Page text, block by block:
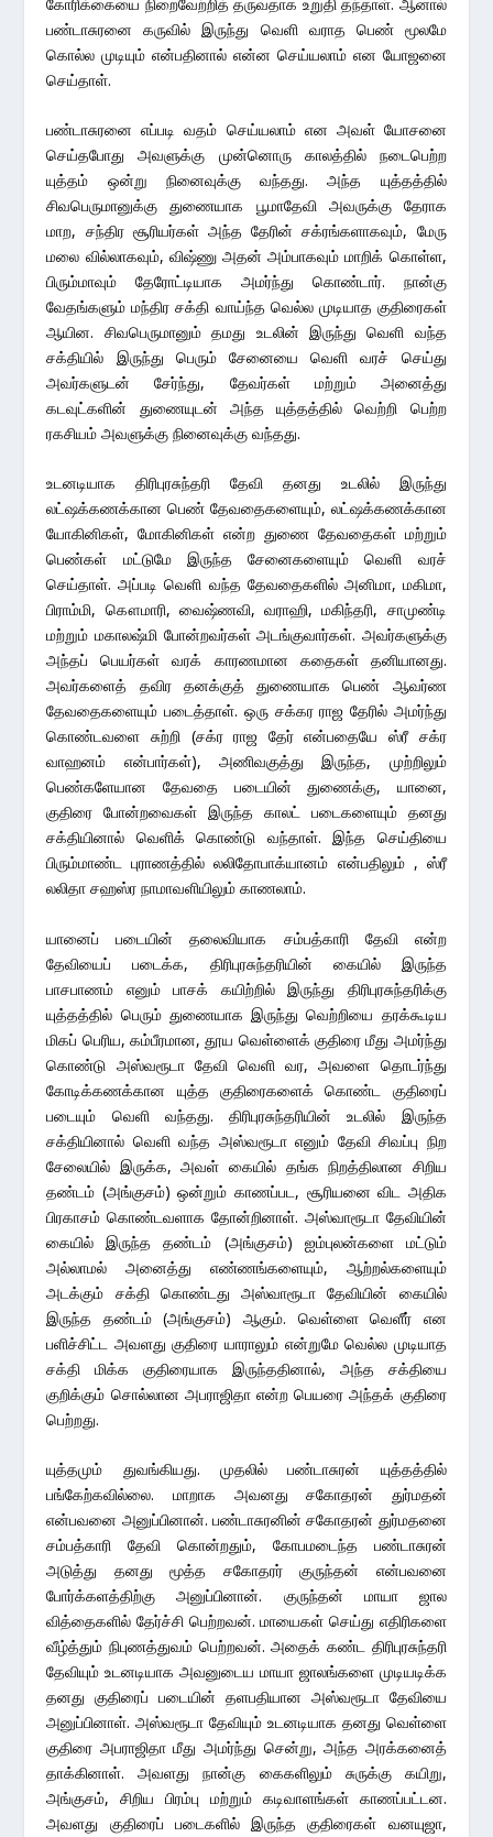
பண்டாசுரனை கருவில் இருந்து வெளி வராத பெண் மூலமே
கொல்ல முடியும் என்பதினால் என்ன செய்யலாம் என யோஜனை
செய்தாள்.
பண்டாசுரனை எப்படி வதம் செய்யலாம் என அவள் யோசனை
செய்தபோது அவளுக்கு முன்னொரு காலத்தில் நடைபெற்ற
யுத்தம் ஒன்று நினைவுக்கு வந்தது. அந்த யுத்தத்தில்
சிவபெருமானுக்கு துணையாக பூமாதேவி அவருக்கு தேராக
மாற, சந்திர சூரியர்கள் அந்த தேரின் சக்ரங்களாகவும், மேரு
மலை வில்லாகவும், விஷ்ணு அதன் அம்பாகவும் மாறிக் கொள்ள,
பிரும்மாவும் தேரோட்டியாக அமர்ந்து கொண்டார். நான்கு
வேதங்களும் மந்திர சக்தி வாய்ந்த வெல்ல முடியாத குதிரைகள்
ஆயின. சிவபெருமானும் தமது உடலின் இருந்து வெளி வந்த
சக்தியில் இருந்து பெரும் சேனையை வெளி வரச் செய்து
அவர்களுடன் சேர்ந்து, தேவர்கள் மற்றும் அனைத்து
கடவுட்களின் துணையுடன் அந்த யுத்தத்தில் வெற்றி பெற்ற
ரகசியம் அவளுக்கு நினைவுக்கு வந்தது.
உடனடியாக திரிபுரசுந்தரி தேவி தனது உடலில் இருந்து
லட்ஷக்கணக்கான பெண் தேவதைகளையும், லட்ஷக்கணக்கான
யோகினிகள், மோகினிகள் என்ற துணை தேவதைகள் மற்றும்
பெண்கள் மட்டுமே இருந்த சேனைகளையும் வெளி வரச்
செய்தாள். அப்படி வெளி வந்த தேவதைகளில் அனிமா, மகிமா,
பிராம்மி, கௌமாரி, வைஷ்ணவி, வராஹி, மகிந்தரி, சாமுண்டி
மற்றும் மகாலஷ்மி போன்றவர்கள் அடங்குவார்கள். அவர்களுக்கு
அந்தப் பெயர்கள் வரக் காரணமான கதைகள் தனியானது.
அவர்களைத் தவிர தனக்குத் துணையாக பெண் ஆவர்ண
தேவதைகளையும் படைத்தாள். ஒரு சக்கர ராஜ தேரில் அமர்ந்து
கொண்டவளை சுற்றி (சக்ர ராஜ தேர் என்பதையே ஸ்ரீ சக்ர
வாஹனம் என்பார்கள்), அணிவகுத்து இருந்த, முற்றிலும்
பெண்களேயான தேவதை படையின் துணைக்கு, யானை,
குதிரை போன்றவைகள் இருந்த காலட் படைகளையும் தனது
சக்தியினால் வெளிக் கொண்டு வந்தாள். இந்த செய்தியை
பிரும்மாண்ட புராணத்தில் லலிதோபாக்யானம் என்பதிலும் , ஸ்ரீ
லலிதா சஹஸ்ர நாமாவளியிலும் காணலாம்.
யானைப் படையின் தலைவியாக சம்பத்காரி தேவி என்ற
தேவியைப் படைக்க, திரிபுரசுந்தரியின் கையில் இருந்த
பாசபாணம் எனும் பாசக் கயிற்றில் இருந்து திரிபுரசுந்தரிக்கு
யுத்தத்தில் பெரும் துணையாக இருந்து வெற்றியை தரக்கூடிய
மிகப் பெரிய, கம்பீரமான, தூய வெள்ளைக் குதிரை மீது அமர்ந்து
கொண்டு அஸ்வரூடா தேவி வெளி வர, அவளை தொடர்ந்து
கோடிக்கணக்கான யுத்த குதிரைகளைக் கொண்ட குதிரைப்
படையும் வெளி வந்தது. திரிபுரசுந்தரியின் உடலில் இருந்த
சக்தியினால் வெளி வந்த அஸ்வரூடா எனும் தேவி சிவப்பு நிற
சேலையில் இருக்க, அவள் கையில் தங்க நிறத்திலான சிறிய
தண்டம் (அங்குசம்) ஒன்றும் காணப்பட, சூரியனை விட அதிக
பிரகாசம் கொண்டவளாக தோன்றினாள். அஸ்வாரூடா தேவியின்
கையில் இருந்த தண்டம் (அங்குசம்) ஐம்புலன்களை மட்டும்
அல்லாமல் அனைத்து எண்ணங்களையும், ஆற்றல்களையும்
அடக்கும் சக்தி கொண்டது அஸ்வாரூடா தேவியின் கையில்
இருந்த தண்டம் (அங்குசம்) ஆகும். வெள்ளை வெளீர் என
பளிச்சிட்ட அவளது குதிரை யாராலும் என்றுமே வெல்ல முடியாத
சக்தி மிக்க குதிரையாக இருந்ததினால், அந்த சக்தியை
குறிக்கும் சொல்லான அபராஜிதா என்ற பெயரை அந்தக் குதிரை
பெற்றது.
யுத்தமும் துவங்கியது. முதலில் பண்டாசுரன் யுத்தத்தில்
பங்கேற்கவில்லை. மாறாக அவனது சகோதரன் துர்மதன்
என்பவனை அனுப்பினான். பண்டாசுரனின் சகோதரன் துர்மதனை
சம்பத்காரி தேவி கொன்றதும், கோபமடைந்த பண்டாசுரன்
அடுத்து தனது மூத்த சகோதரர் குருந்தன் என்பவனை
போர்க்களத்திற்கு அனுப்பினான். குருந்தன் மாயா ஜால
வித்தைகளில் தேர்ச்சி பெற்றவன். மாயைகள் செய்து எதிரிகளை
வீழ்த்தும் நிபுணத்துவம் பெற்றவன். அதைக் கண்ட திரிபுரசுந்தரி
தேவியும் உடனடியாக அவனுடைய மாயா ஜாலங்களை முடியடிக்க
தனது குதிரைப் படையின் தளபதியான அஸ்வரூடா தேவியை
அனுப்பினாள். அஸ்வரூடா தேவியும் உடனடியாக தனது வெள்ளை
குதிரை அபராஜிதா மீது அமர்ந்து சென்று, அந்த அரக்கனைத்
தாக்கினாள். அவளது நான்கு கைகளிலும் சுருக்கு கயிறு,
அங்குசம், சிறிய பிரம்பு மற்றும் கடிவாளங்கள் காணப்பட்டன.
அவளது குதிரைப் படைகளில் இருந்த குதிரைகள் வனயுஜா,